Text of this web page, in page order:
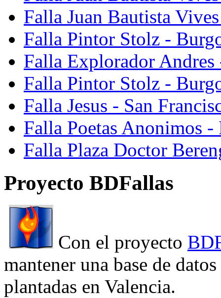
Falla Juan Bautista
Falla Pintor Stolz -
Falla Explorador Andres
Falla Pintor Stolz -
Falla Jesus - San
Falla Poetas Anonimos
Falla Plaza Doctor
Proyecto BDFallas
Con el proyecto
mantener una base de
plantadas en Valencia.